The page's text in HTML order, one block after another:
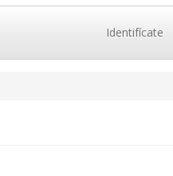
Identifícate